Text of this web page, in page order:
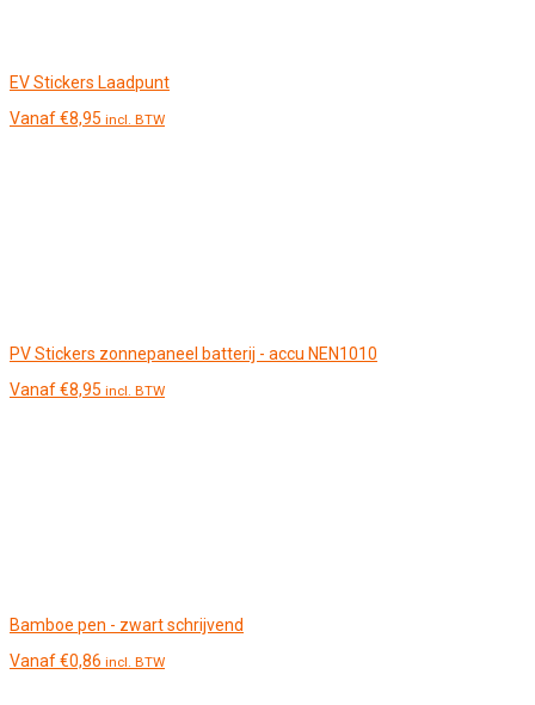
EV Stickers Laadpunt
Vanaf€8,95 incl. BTW
PV Stickers zonnepaneel batterij - accu NEN1010
Vanaf€8,95 incl. BTW
Bamboe pen - zwart schrijvend
Vanaf€0,86 incl. BTW